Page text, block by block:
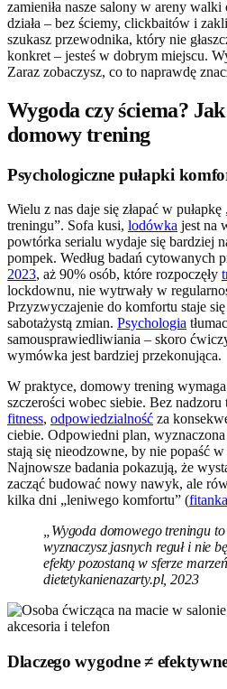
zamieniła nasze salony w areny
działa – bez ściemy, clickbaitów i
szukasz przewodnika, który nie
konkret – jesteś w dobrym miejscu.
Zaraz zobaczysz, co to naprawdę
Wygoda czy ściema?
domowy trening
Psychologiczne pułapki
Wielu z nas daje się złapać w
treningu”. Sofa kusi, lodówka jest na
powtórka serialu wydaje się bardziej
pompek. Według badań cytowanych
2023, aż 90% osób, które rozpoczęły
lockdownu, nie wytrwały w
Przyzwyczajenie do komfortu staje
sabotażystą zmian. Psychologia
samousprawiedliwiania – skoro
wymówka jest bardziej przekonująca.
W praktyce, domowy trening
szczerości wobec siebie. Bez
fitness, odpowiedzialność za
ciebie. Odpowiedni plan,
stają się nieodzowne, by nie popaść
Najnowsze badania pokazują, że
zacząć budować nowy nawyk, ale
kilka dni „leniwego komfortu” (
„Wygoda domowego treningu
wyznaczysz jasnych reguł i nie
efekty pozostaną w sferze
dietetykanienazarty.pl, 2023
Dlaczego wygodne ≠